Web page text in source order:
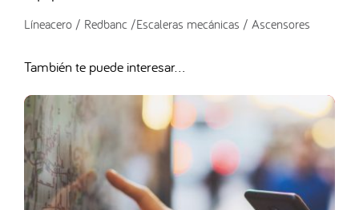
Líneacero / Redbanc /Escaleras mecánicas / Ascensores
También te puede interesar...